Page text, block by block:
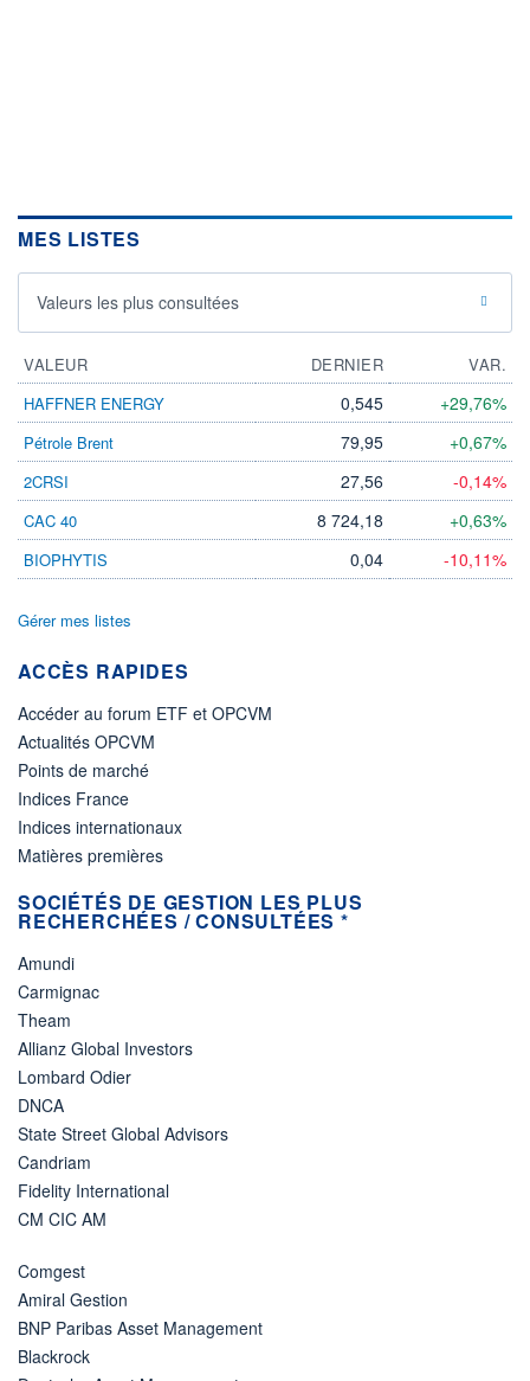
MES LISTES
Valeurs les plus consultées
VALEUR DERNIER
VAR.
HAFFNER ENERGY
0,545 +29,76%
Pétrole Brent 79,95 +0,67%
2CRSI 27,56 -0,14%
CAC 40 8 724,18 +0,63%
BIOPHYTIS 0,04 -10,11%
Gérer mes listes
ACCÈS RAPIDES
Accéder au forum ETF et OPCVM
Actualités OPCVM
Points de marché
Indices France
Indices internationaux
Matières premières
SOCIÉTÉS DE GESTION LES PLUS
RECHERCHÉES / CONSULTÉES *
Amundi
Carmignac
Theam
Allianz Global Investors
Lombard Odier
DNCA
State Street Global Advisors
Candriam
Fidelity International
CM CIC AM
Comgest
Amiral Gestion
BNP Paribas Asset Management
Blackrock